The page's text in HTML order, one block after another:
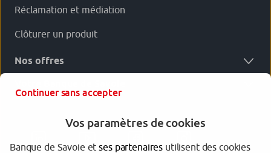
Réclamation et médiation
Clôturer un produit
Nos offres
Continuer sans accepter
Vos paramètres de cookies
Banque de Savoie etses partenaires utilisent des cookies